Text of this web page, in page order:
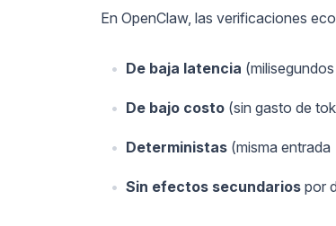
En OpenClaw, las verificaciones
De baja latencia
De bajo costo (sin gasto de
Deterministas (misma entrada
Sin efectos secundarios por